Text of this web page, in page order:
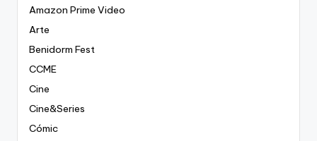
Amazon Prime Video
Arte
Benidorm Fest
CCME
Cine
Cine&Series
Cómic